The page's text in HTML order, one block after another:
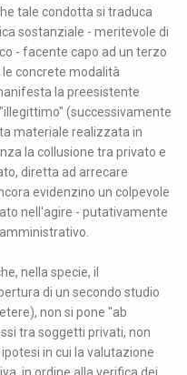
tale condotta si traduca
sostanziale - meritevole di
- facente capo ad un terzo
concrete modalità
la preesistente
(successivamente
materiale realizzata in
la collusione tra privato e
diretta ad arrecare
evidenzino un colpevole
nell'agire - putativamente
nella specie, il
di un secondo studio
non si pone "ab
tra soggetti privati, non
in cui la valutazione